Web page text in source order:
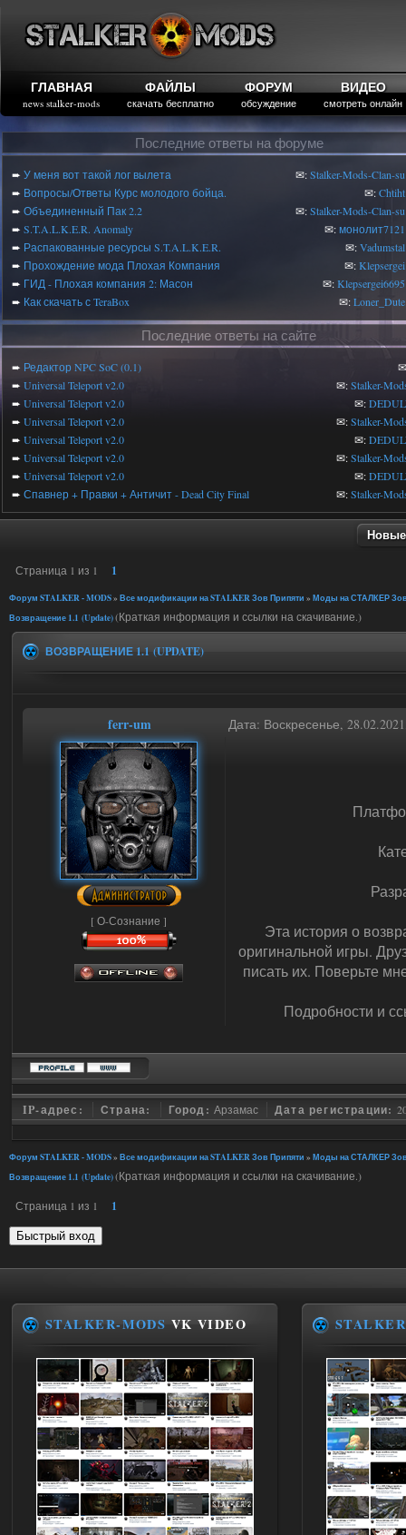
ГЛАВНАЯ
news stalker-mods
ФАЙЛЫ
скачать бесплатно
ФОРУМ
обсуждение
ВИДЕО
смотреть онлайн
Последние ответы на форуме
➨ У меня вот такой лог вылета ✉:Stalker-Mods-Clan-su
➨ Вопросы/Ответы Курс молодого бойца. ✉:Chtiht
➨ Объединенный Пак 2.2 ✉:Stalker-Mods-Clan-su
➨ S.T.A.L.K.E.R. Anomaly ✉:монолит7121
➨ Распакованные ресурсы S.T.A.L.K.E.R. ✉:Vadumstal
➨ Прохождение мода Плохая Компания ✉:Klepsergei
➨ ГИД - Плохая компания 2: Масон ✉:Klepsergei6695
➨ Как скачать с TeraBox ✉:Loner_Dute
Последние ответы на сайте
➨ Редактор NPC SoC (0.1)
➨ Universal Teleport v2.0 ✉:Stalker-
➨ Universal Teleport v2.0 ✉:
➨ Universal Teleport v2.0 ✉:Stalker-
➨ Universal Teleport v2.0 ✉:
➨ Universal Teleport v2.0 ✉:Stalker-
➨ Universal Teleport v2.0 ✉:
➨ Спавнер + Правки + Античит - Dead City Final ✉:Stalker-
Страница 1 из 1 1
Форум STALKER - MODS» Все модификации на STALKER Зов Припяти » Моды на СТАЛКЕР
Возвращение 1.1 (Update)(Краткая информация и ссылки на скачивание.)
ВОЗВРАЩЕНИЕ 1.1 (UPDATE)
ferr-um Дата: Воскресенье,
[ О-Сознание ]
Эта история о
оригинальной игры.
писать их. Поверьте
Подробности и
IP-адрес: Страна: Город:Арзамас Дата регистрации:
Форум STALKER - MODS» Все модификации на STALKER Зов Припяти » Моды на СТАЛКЕР
Возвращение 1.1 (Update)(Краткая информация и ссылки на скачивание.)
Страница 1 из 1 1
STALKER-MODS VK VIDEO